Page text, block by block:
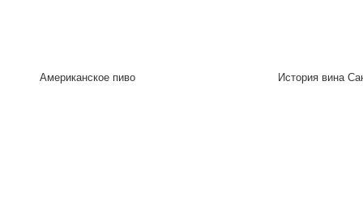
Американское пиво История вина